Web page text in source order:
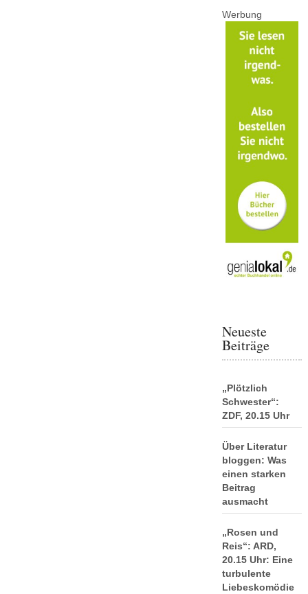
Werbung
Neueste
Beiträge
„Plötzlich
Schwester“:
ZDF, 20.15 Uhr
Über Literatur
bloggen: Was
einen starken
Beitrag
ausmacht
„Rosen und
Reis“: ARD,
20.15 Uhr: Eine
turbulente
Liebeskomödie